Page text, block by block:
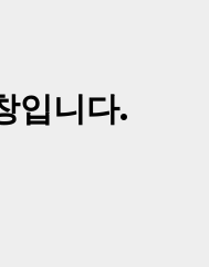
입니다.